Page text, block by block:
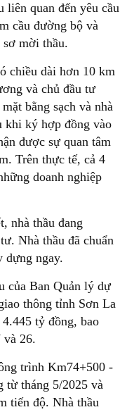
quan đến yêu cầu
cầu đường bộ và
mời thầu.
chiều dài hơn 10 km
và chủ đầu tư
bằng sạch và nhà
khi ký hợp đồng vào
được sự quan tâm
Trên thực tế, cả 4
doanh nghiệp
nhà thầu đang
Nhà thầu đã chuẩn
dựng ngay.
của Ban Quản lý dự
thông tỉnh Sơn La
tỷ đồng, bao
và 26.
trình Km74+500 -
từ tháng 5/2025 và
tiến độ. Nhà thầu